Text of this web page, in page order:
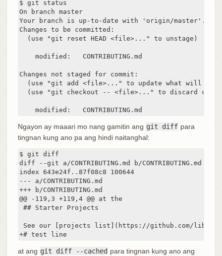
$ git status
On branch master
Your branch is up-to-date with 'origin/master'.
Changes to be committed:
  (use "git reset HEAD <file>..." to unstage)
    modified:   CONTRIBUTING.md
Changes not staged for commit:
(use "git add <file>..." to update what will be
(use "git checkout -- <file>..." to discard
    modified:   CONTRIBUTING.md
Ngayon ay maaari mo nang gamitin ang git diff para
tingnan kung ano pa ang hindi naitanghal:
$ git diff
diff --git a/CONTRIBUTING.md b/CONTRIBUTING.md
index 643e24f..87f08c8 100644
--- a/CONTRIBUTING.md
+++ b/CONTRIBUTING.md
@@ -119,3 +119,4 @@ at the
## Starter Projects
See our [projects list](https://github.com/libgit2/
+# test line
at ang git diff --cached para tingnan kung ano ang